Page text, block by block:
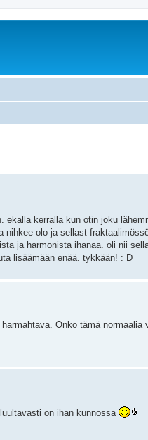
kerralla kun otin joku
olo ja sellast
ja harmonista ihanaa. oli nii
lisäämään enää. tykkään! : D
Onko tämä normaalia
on ihan kunnossa